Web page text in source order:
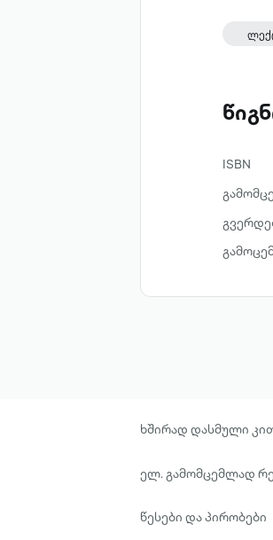
ISBN
ხშირად დასმული
ელ. გამომცემლად
წესები და პირობები